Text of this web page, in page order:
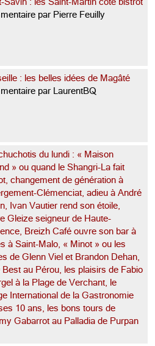
par Pierre Feuilly
: les belles idées de Magâté
par LaurentBQ
chuchotis du lundi : « Maison
» ou quand le Shangri-La fait
changement de génération à
Clémenciat, adieu à André
Ivan Vautier rend son étoile,
Gleize seigneur de Haute-
Breizh Café ouvre son bar à
à Saint-Malo, « Minot » ou les
de Glenn Viel et Brandon Dehan,
Best au Pérou, les plaisirs de Fabio
à la Plage de Verchant, le
International de la Gastronomie
10 ans, les bons tours de
Gabarrot au Palladia de Purpan